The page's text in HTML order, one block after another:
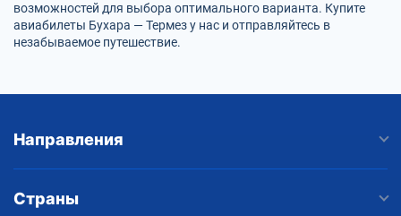
возможностей для выбора оптимального варианта. Купите
авиабилеты Бухара — Термез у нас и отправляйтесь в
незабываемое путешествие.
Направления
Страны